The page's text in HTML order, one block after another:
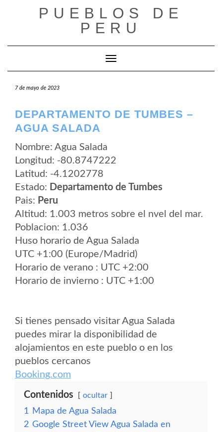
PUEBLOS DE
PERU
Cambiar modo de navegación
7 de mayo de 2023
DEPARTAMENTO DE TUMBES –
AGUA SALADA
Nombre: Agua Salada
Longitud: -80.8747222
Latitud: -4.1202778
Estado: Departamento de Tumbes
Pais: Peru
Altitud: 1.003 metros sobre el nvel del mar.
Poblacion: 1.036
Huso horario de Agua Salada
UTC +1:00 (Europe/Madrid)
Horario de verano : UTC +2:00
Horario de invierno : UTC +1:00
Si tienes pensado visitar Agua Salada
puedes mirar la disponibilidad de
alojamientos en este pueblo o en los
pueblos cercanos
Booking.com
Contenidos ocultar
1
Mapa de Agua Salada
2 Google Street View Agua Salada en